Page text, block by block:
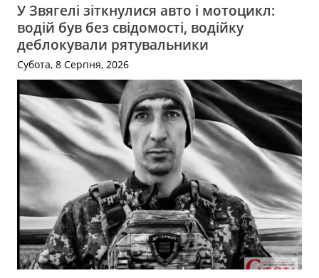
У Звягелі зіткнулися авто і мотоцикл:
водій був без свідомості, водійку
деблокували рятувальники
Субота, 8 Серпня, 2026